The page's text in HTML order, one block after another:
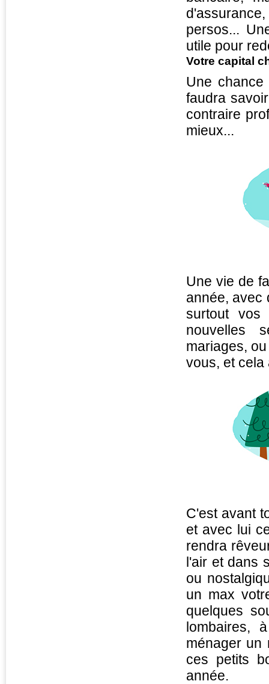
persos...
utile pour
Votre capital
Une
faudra
contraire
mieux...
Une vie de
année, avec
surtout
nouvelles
mariages,
vous, et cela
C'est avant
et avec lui
rendra
l'air et dans
ou
un max
quelques
lombaires,
ménager un
ces petits
année.